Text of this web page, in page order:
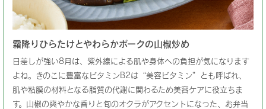
霜降りひらたけとやわらかポークの山椒炒め
日差しが強い8月は、紫外線による肌や身体への負担が気になります
よね。きのこに豊富なビタミンB2は“美容ビタミン”とも呼ばれ、
肌や粘膜の材料となる脂質の代謝に関わるため美容ケアに役立ちま
す。山椒の爽やかな香りと旬のオクラがアクセントになった、お弁当